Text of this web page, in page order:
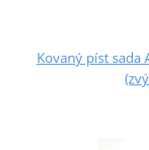
Kovaný píst sada